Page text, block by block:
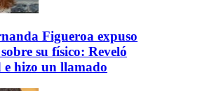
Figueroa expuso
su físico: Reveló
e hizo un llamado